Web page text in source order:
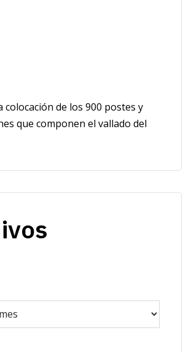
colocación de los 900 postes y
que componen el vallado del